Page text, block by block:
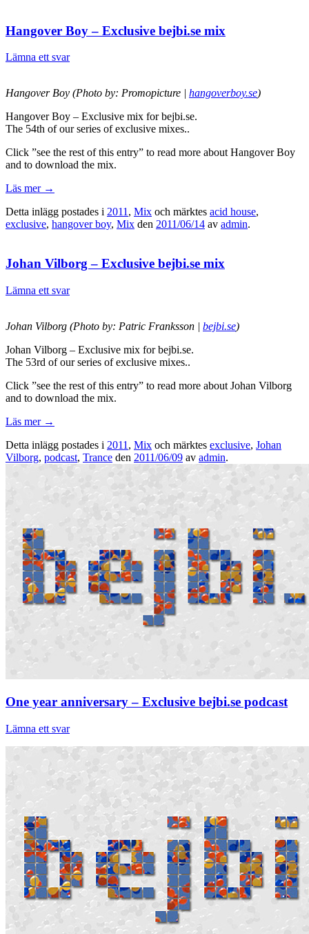
Hangover Boy – Exclusive bejbi.se mix
Lämna ett svar
Hangover Boy (Photo by: Promopicture | hangoverboy.se)
Hangover Boy – Exclusive mix for bejbi.se.
The 54th of our series of exclusive mixes..
Click ”see the rest of this entry” to read more about Hangover Boy
and to download the mix.
Läs mer →
Detta inlägg postades i 2011 , Mix och märktes acid house,
exclusive, hangover boy, Mix den 2011/06/14 av admin.
Johan Vilborg – Exclusive bejbi.se mix
Lämna ett svar
Johan Vilborg (Photo by: Patric Franksson | bejbi.se)
Johan Vilborg – Exclusive mix for bejbi.se.
The 53rd of our series of exclusive mixes..
Click ”see the rest of this entry” to read more about Johan Vilborg
and to download the mix.
Läs mer →
Detta inlägg postades i 2011 , Mix och märktes exclusive, Johan
Vilborg, podcast, Trance den 2011/06/09 av admin.
One year anniversary – Exclusive bejbi.se podcast
Lämna ett svar